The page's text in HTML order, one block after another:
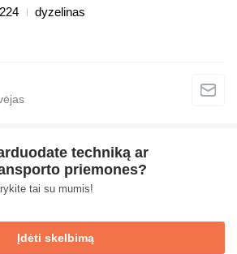
dyzelinas
techniką ar
priemones?
tai su mumis!
Įdėti skelbimą